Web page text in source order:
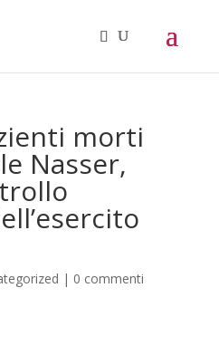
morti
Nasser,
| 0 commenti